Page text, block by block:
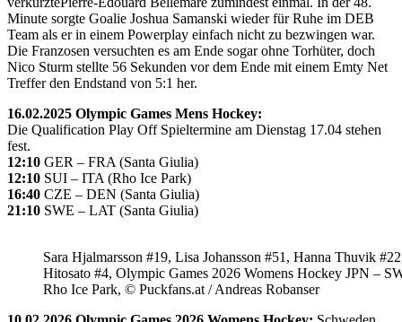
Minute sorgte Goalie Joshua Samanski wieder für Ruhe im DEB
Team als er in einem Powerplay einfach nicht zu bezwingen war.
Die Franzosen versuchten es am Ende sogar ohne Torhüter, doch
Nico Sturm stellte 56 Sekunden vor dem Ende mit einem Emty Net
Treffer den Endstand von 5:1 her.
16.02.2025 Olympic Games Mens Hockey:
Die Qualification Play Off Spieltermine am Dienstag 17.04 stehen
fest.
12:10 GER – FRA (Santa Giulia)
12:10 SUI – ITA (Rho Ice Park)
16:40 CZE – DEN (Santa Giulia)
21:10 SWE – LAT (Santa Giulia)
Sara Hjalmarsson #19, Lisa Johansson #51, Hanna Thuvik
Hitosato #4, Olympic Games 2026 Womens Hockey JPN –
Rho Ice Park, © Puckfans.at / Andreas Robanser